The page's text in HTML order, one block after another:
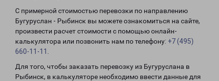
С примерной стоимостью перевозки по направлению
Бугуруслан - Рыбинск вы можете ознакомиться на сайте,
произвести расчет стоимости с помощью онлайн-
калькулятора или позвонить нам по телефону: +7 (495)
660-11-11
Для того, чтобы заказать перевозку из Бугуруслана в
Рыбинск, в калькуляторе необходимо ввести данные для